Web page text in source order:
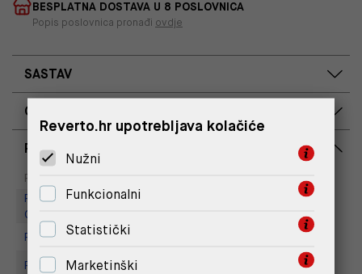
BESPLATNA DOSTAVA U 8 POSLOVNICA
Popis poslovnica pronađi ovdje
SASTAV
OPIS PROIZVODA
RASPOLOŽIVOST PO POSLOVNICAMA
Poslovnica
Replay Outlet Store, Designer
Outlet Croatia
Replay store, Arena centar
Replay Store, City Center One
Reverto.hr upotrebljava kolačiće
Nužni
Funkcionalni
Statistički
Marketinški